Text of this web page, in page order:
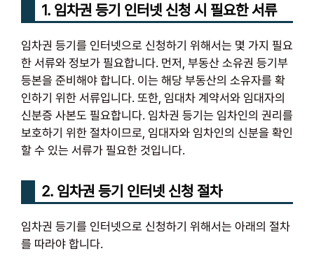
1. 임차권 등기 인터넷 신청 시 필요한 서류
임차권 등기를 인터넷으로 신청하기 위해서는 몇 가지 필요
한 서류와 정보가 필요합니다. 먼저, 부동산 소유권 등기부
등본을 준비해야 합니다. 이는 해당 부동산의 소유자를 확
인하기 위한 서류입니다. 또한, 임대차 계약서와 임대자의
신분증 사본도 필요합니다. 임차권 등기는 임차인의 권리를
보호하기 위한 절차이므로, 임대자와 임차인의 신분을 확인
할 수 있는 서류가 필요한 것입니다.
2. 임차권 등기 인터넷 신청 절차
임차권 등기를 인터넷으로 신청하기 위해서는 아래의 절차
를 따라야 합니다.